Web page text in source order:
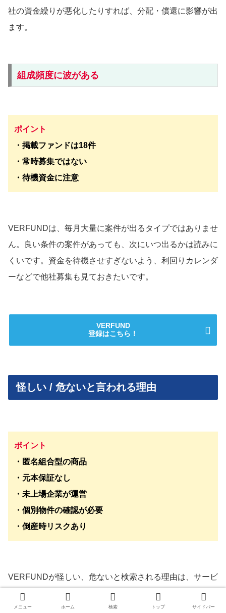
社の資金繰りが悪化したりすれば、分配・償還に影響が出
ます。
組成頻度に波がある
ポイント
・掲載ファンドは18件
・常時募集ではない
・待機資金に注意
VERFUNDは、毎月大量に案件が出るタイプではありませ
ん。良い条件の案件があっても、次にいつ出るかは読みに
くいです。資金を待機させすぎないよう、利回りカレンダ
ーなどで他社募集も見ておきたいです。
VERFUND
登録はこちら！
怪しい / 危ないと言われる理由
ポイント
・匿名組合型の商品
・元本保証なし
・未上場企業が運営
・個別物件の確認が必要
・倒産時リスクあり
VERFUNDが怪しい、危ないと検索される理由は、サービ
ス固有の問題というより、不動産クラウドファンディング
の構造を知らないと不安に見えやすいからです。投資家は
メニュー ホーム 検索 トップ サイドバー